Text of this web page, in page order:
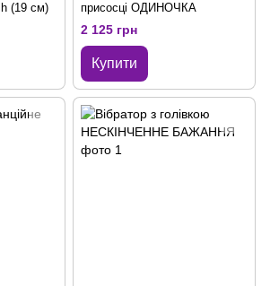
(19 см)
присосці ОДИНОЧКА
2 125 грн
Купити